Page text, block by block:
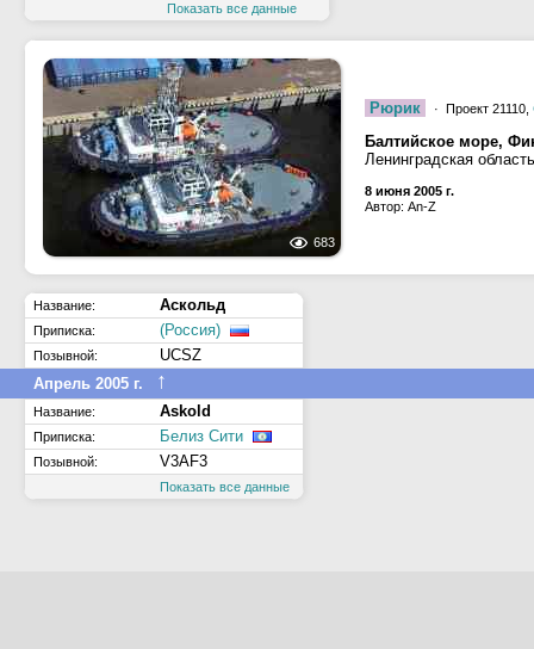
Показать все данные
683
Рюрик · Проект 21110,
Балтийское море,
Ленинградская
8 июня 2005 г.
Автор: An-Z
Название: Аскольд
Приписка: (Россия)
Позывной:
UCSZ
Апрель 2005 г.
↑
Название: Askold
Приписка: Белиз Сити
Позывной: V3AF3
Показать все данные